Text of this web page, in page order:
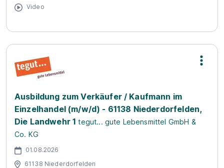
Video
Ausbildung zum Verkäufer / Kaufmann im
Einzelhandel (m/w/d) - 61138 Niederdorfelden,
Die Landwehr 1 tegut... gute Lebensmittel GmbH &
Co. KG
01.08.2026
61138 Niederdorfelden